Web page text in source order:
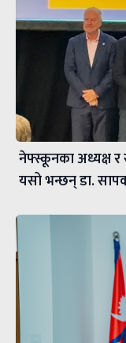
नेफ्स्कूनका अध्यक्ष र
यसो भन्छन् डा‍.